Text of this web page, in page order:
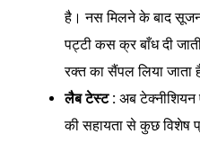
है। नस मिलने के बाद
पट्टी कस क्र बाँध दी
रक्त का सैंपल लिया जाता
लैब टेस्ट : अब
की सहायता से कुछ विशेष